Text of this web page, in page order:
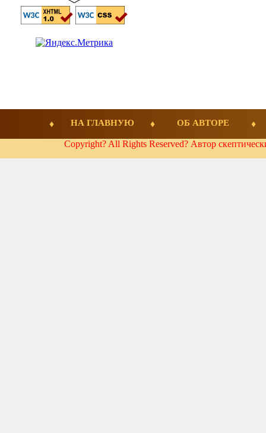
НА ГЛАВНУЮ ОБ АВТОРЕ
Copyright? All Rights Reserved? Автор